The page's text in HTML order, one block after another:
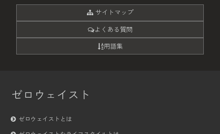
サイトマップ
よくある質問
用語集
ゼロウェイスト
ゼロウェイストとは